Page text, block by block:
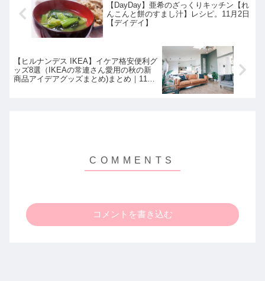
【DayDay】亜希のざっくりキッチン【れ
んこんと餅のすまし汁】レシピ。11月2日
【デイデイ】
【ヒルナンデス IKEA】イケア格安便利グ
ッズ8選（IKEAの常連さん愛用の秋の新
商品アイデアグッズまとめ)まとめ｜11月
コメントを書き込む